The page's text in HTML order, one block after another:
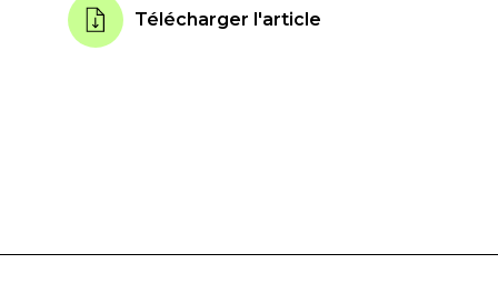
Télécharger l'article